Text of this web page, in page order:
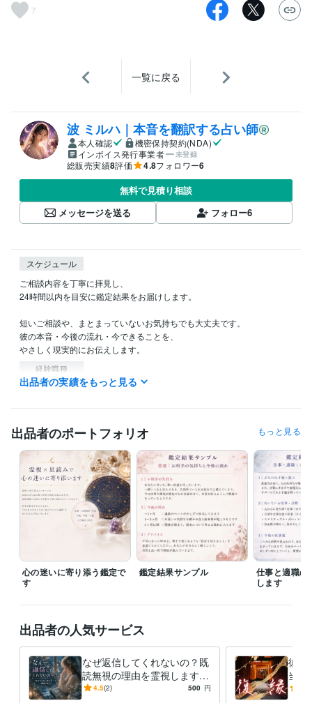
7
一覧に戻る
波 ミルハ｜本音を翻訳する占い師
本人確認
機密保持契約(NDA)
インボイス発行事業者
未登録
総販売実績8評価 4.8フォロワー6
無料で見積り相談
メッセージを送る
フォロー6
スケジュール
ご相談内容を丁寧に拝見し、
24時間以内を目安に鑑定結果をお届けします。
短いご相談や、まとまっていないお気持ちでも大丈夫です。
彼の本音・今後の流れ・今できることを、
やさしく現実的にお伝えします。
経験職種
クリエイター / 作家 経験年数 : 10年
ライフスタイル・その他 / 美容師・ネイリスト・美容家
経験年数 : 1
得意分野
占い 鑑定
出版業界
語学力
英語 日常会話レベル
出品者の実績をもっと見る
出品者のポートフォリオ もっと見る
心の迷いに寄り添う鑑定で
す
鑑定結果サンプル
仕事と適職の
します
出品者の人気サービス
なぜ返信してくれないの？既
読無視の理由を霊視します
｜私は大切に想われてる？彼
4.5(2) 500 円
彼が
当の
縁ま